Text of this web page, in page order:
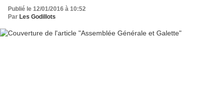
Publié le 12/01/2016 à 10:52
Par Les Godillots